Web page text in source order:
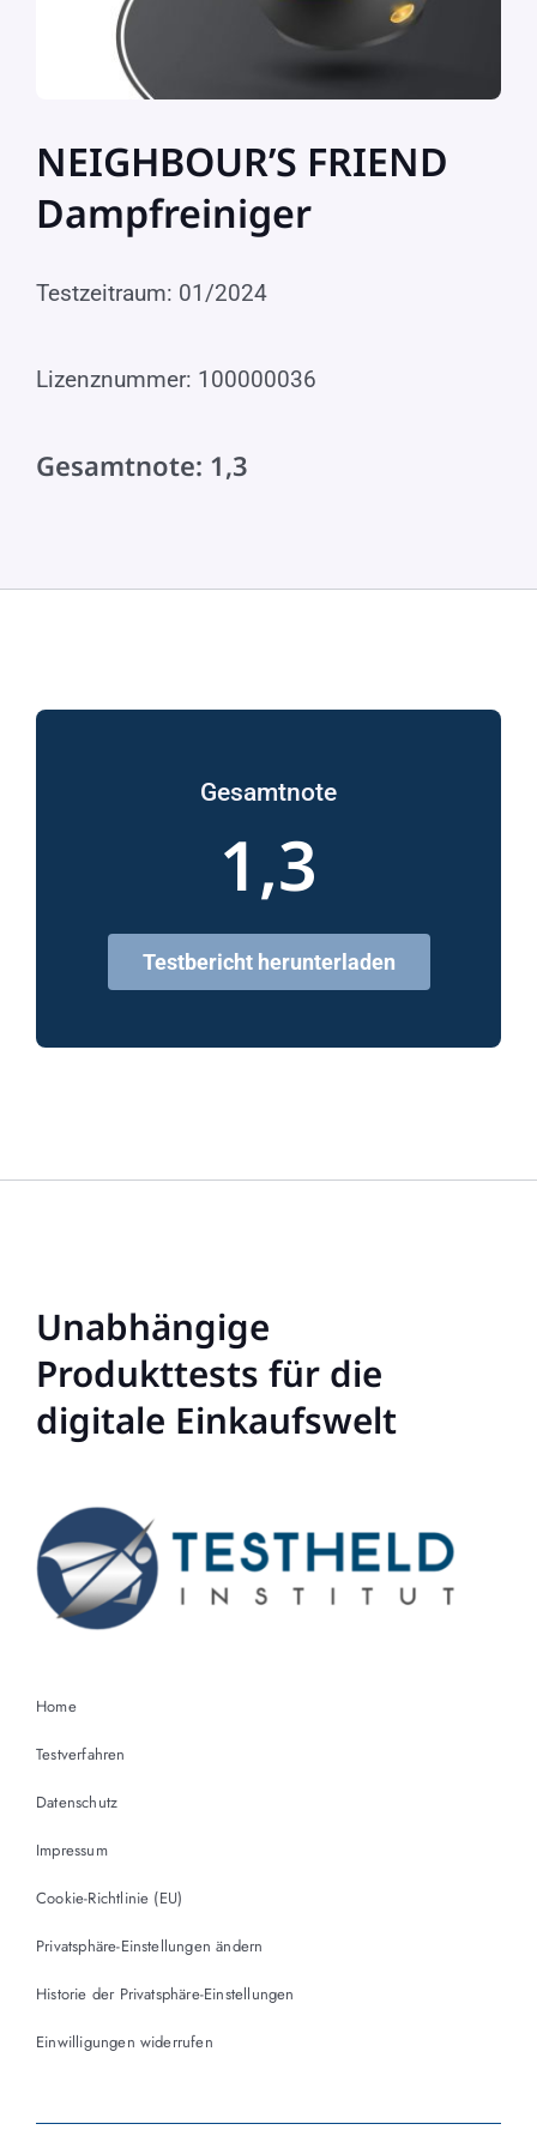
NEIGHBOUR’S FRIEND
Dampfreiniger
Testzeitraum: 01/2024
Lizenznummer: 100000036
Gesamtnote: 1,3
Gesamtnote
1,3
Testbericht herunterladen
Unabhängige
Produkttests für die
digitale Einkaufswelt
Home
Testverfahren
Datenschutz
Impressum
Cookie-Richtlinie (EU)
Privatsphäre-Einstellungen ändern
Historie der Privatsphäre-Einstellungen
Einwilligungen widerrufen